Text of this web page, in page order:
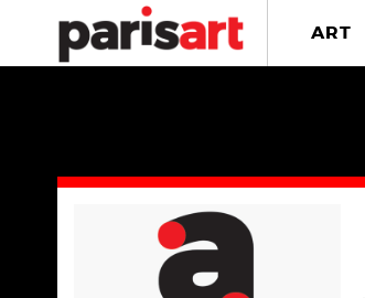
ART